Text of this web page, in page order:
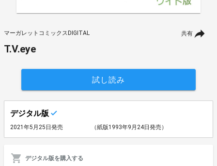
共有
マーガレットコミックスDIGITAL
T.V.eye
試し読み
デジタル版
2021年5月25日発売 （紙版1993年9月24日発売）
デジタル版を購入する